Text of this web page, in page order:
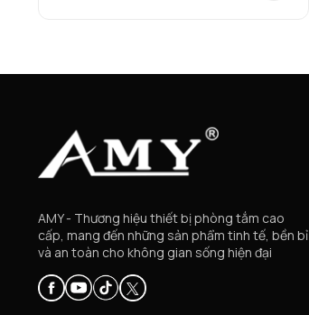
AMY - Thương hiệu thiết bị phòng tắm cao
cấp, mang đến những sản phẩm tinh tế, bền bỉ
và an toàn cho không gian sống hiện đại